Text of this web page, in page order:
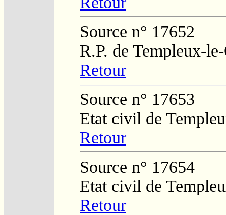
Source n° 17652
R.P. de Templeux-
Retour
Source n° 17653
Etat civil de
Retour
Source n° 17654
Etat civil de
Retour